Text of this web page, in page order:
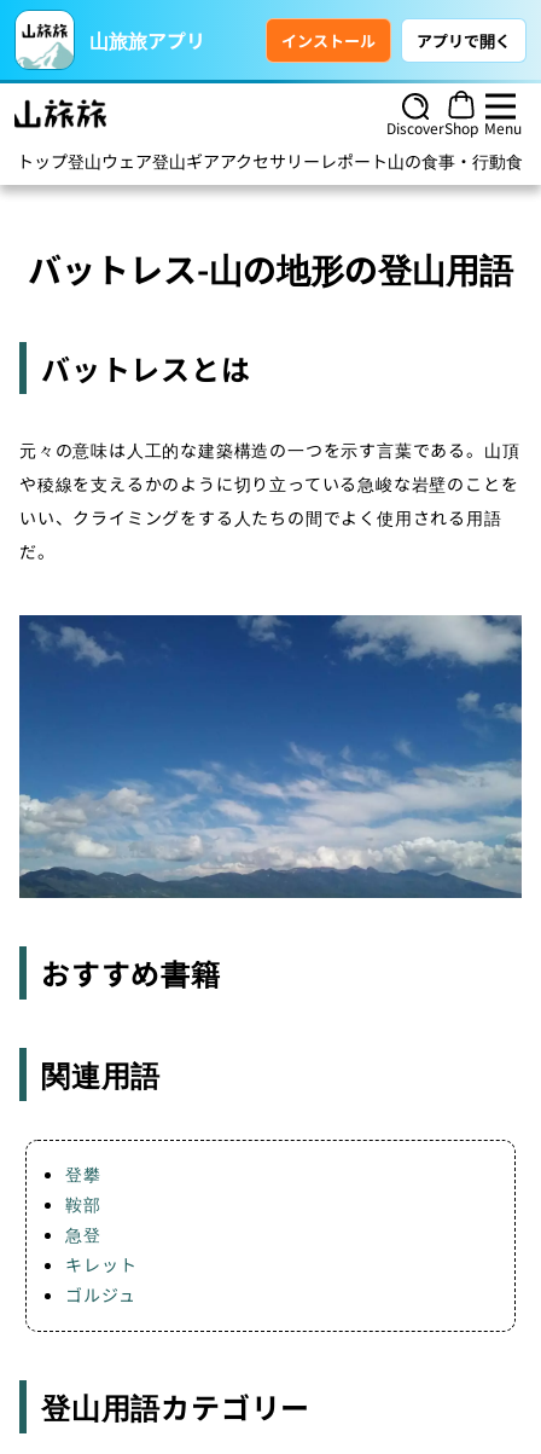
山旅旅アプリ インストール アプリで開く
DiscoverShop Menu
トップ登山ウェア登山ギアアクセサリー レポート山の食事・行動食
バットレス-山の地形の登山用語
バットレスとは
元々の意味は人工的な建築構造の一つを示す言葉である。山頂
や稜線を支えるかのように切り立っている急峻な岩壁のことを
いい、クライミングをする人たちの間でよく使用される用語
だ。
おすすめ書籍
関連用語
登攀
鞍部
急登
キレット
ゴルジュ
登山用語カテゴリー